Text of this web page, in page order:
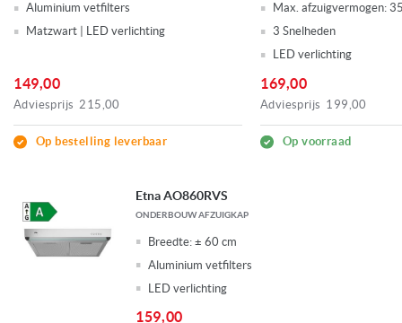
Aluminium vetfilters
Matzwart | LED verlichting
149,00
Adviesprijs 215,00
Op bestelling leverbaar
Max. afzuigvermogen:
3 Snelheden
LED verlichting
169,00
Adviesprijs 199,00
Op voorraad
Etna AO860RVS
ONDERBOUW AFZUIGKAP
Breedte: ± 60 cm
Aluminium vetfilters
LED verlichting
159,00